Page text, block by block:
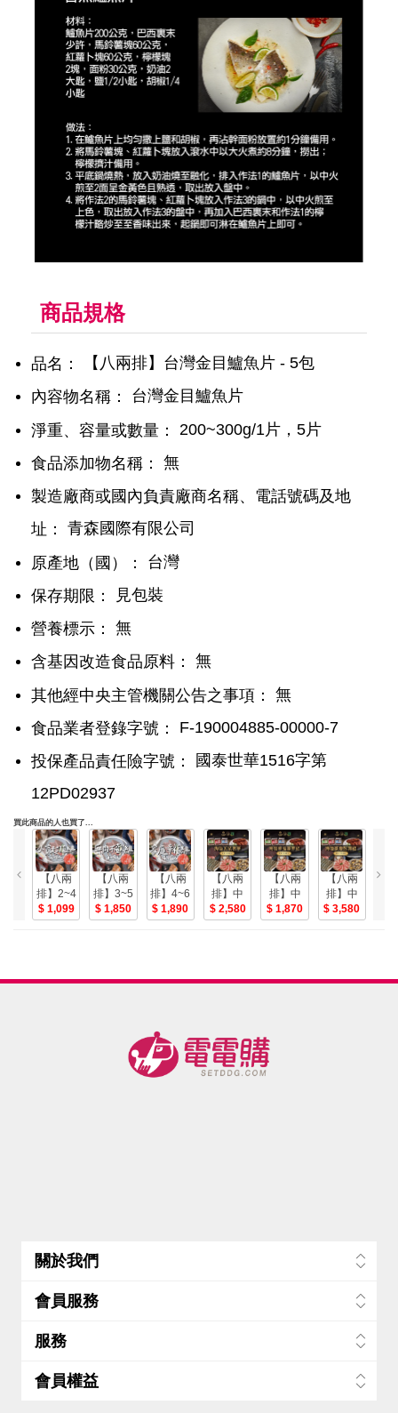
品名：【八兩排】台灣金目鱸魚片 - 5包
內容物名稱：台灣金目鱸魚片
淨重、容量或數量：200~300g/1片，5片
食品添加物名稱： 無
製造廠商或國內負責廠商名稱、電話號碼及地
址：青森國際有限公司
原產地（國）：台灣
保存期限： 見包裝
營養標示：
無
含基因改造食品原料：
其他經中央主管機關公告之事項：
食品業者登錄字號：F-190004885-00000-7
投保產品責任險字號：國泰世華1516字第
12PD02937
買此商品的人也買了...
【八兩
排】2~4
人小資
超值組
1,099
【八兩
排】3~5
人無肉
不歡組
1,850
【八兩
排】4~6
人家庭
幸福烤
肉組
1,890
【八兩
排】中
秋烤肉
海陸五
星奢華
2,580
【八兩
排】中
秋烤肉
海陸幸
福豪華
1,870
【八兩
排】中
秋烤肉
海陸豪
奢彭湃
3,580